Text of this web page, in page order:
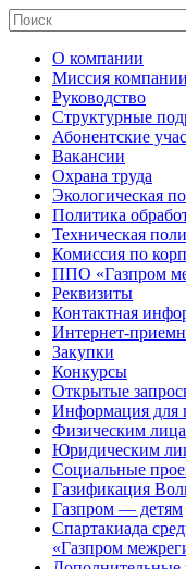
О компании
Миссия компании
Руководство
Структурные
Абонентские
Вакансии
Охрана труда
Экологическая
Политика
Техническая
Комиссия по
ППО «Газпром
Реквизиты
Контактная
Интернет-
Закупки
Конкурсы
Открытые
Информация для
Физическим
Юридическим
Социальные
Газификация
Газпром — детям
Спартакиада
«Газпром